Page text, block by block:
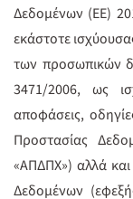
Δεδομένων (EE)
εκάστοτε
των προσωπικών
3471/2006, ως
αποφάσεις,
Προστασίας
«ΑΠΔΠΧ») αλλά
Δεδομένων